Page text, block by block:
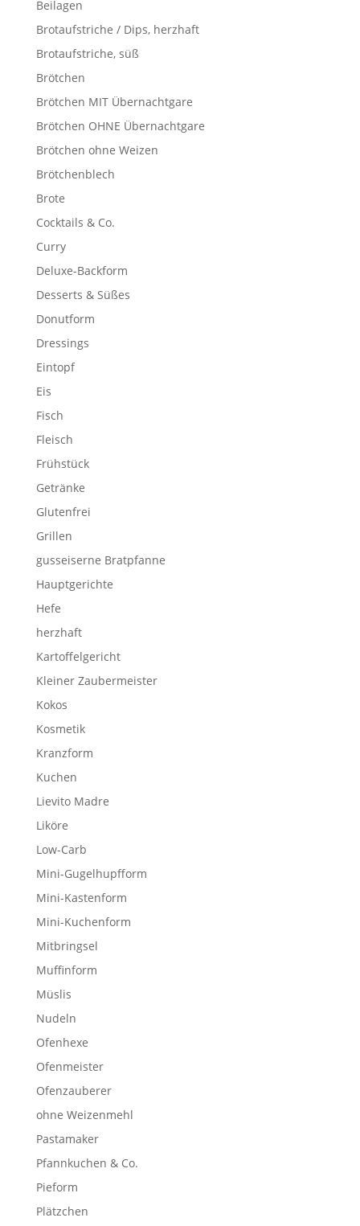
Beilagen
Brotaufstriche / Dips, herzhaft
Brotaufstriche, süß
Brötchen
Brötchen MIT Übernachtgare
Brötchen OHNE Übernachtgare
Brötchen ohne Weizen
Brötchenblech
Brote
Cocktails & Co.
Curry
Deluxe-Backform
Desserts & Süßes
Donutform
Dressings
Eintopf
Eis
Fisch
Fleisch
Frühstück
Getränke
Glutenfrei
Grillen
gusseiserne Bratpfanne
Hauptgerichte
Hefe
herzhaft
Kartoffelgericht
Kleiner Zaubermeister
Kokos
Kosmetik
Kranzform
Kuchen
Lievito Madre
Liköre
Low-Carb
Mini-Gugelhupfform
Mini-Kastenform
Mini-Kuchenform
Mitbringsel
Muffinform
Müslis
Nudeln
Ofenhexe
Ofenmeister
Ofenzauberer
ohne Weizenmehl
Pastamaker
Pfannkuchen & Co.
Pieform
Plätzchen